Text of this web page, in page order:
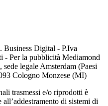
Business Digital - P.Iva
- Per la pubblicità Mediamond
legale Amsterdam (Paesi
Cologno Monzese (MI)
trasmessi e/o riprodotti è
di sistemi di